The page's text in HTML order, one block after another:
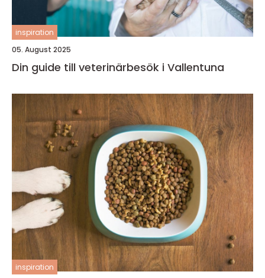
inspiration
05. August 2025
Din guide till veterinärbesök i Vallentuna
inspiration